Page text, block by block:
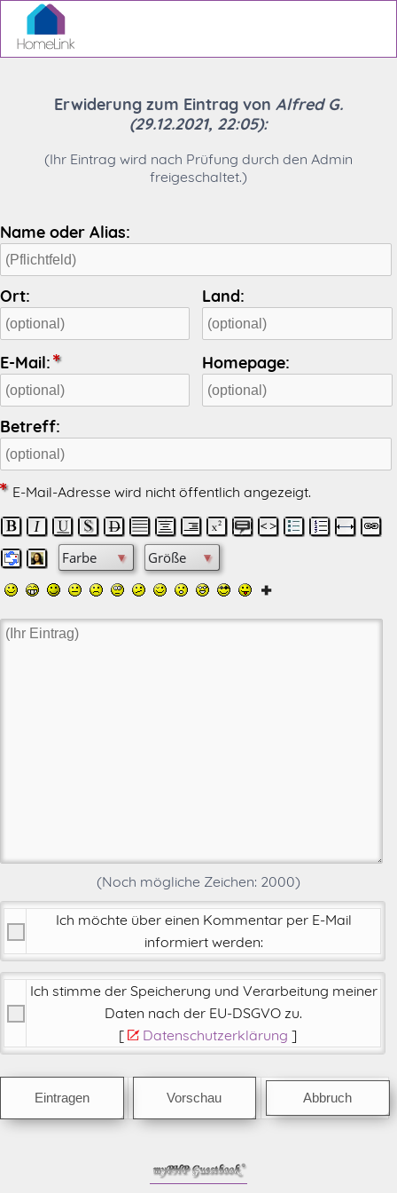
Erwiderung zum Eintrag von Alfred G.
(29.12.2021, 22:05):
(Ihr Eintrag wird nach Prüfung durch den Admin
freigeschaltet.)
Name oder Alias:
Ort: Land:
E-Mail: Homepage:
Betreff:
E-Mail-Adresse wird nicht öffentlich angezeigt.
(Noch mögliche Zeichen: 2000)
Ich möchte über einen Kommentar per E-Mail
informiert werden:
Ich stimme der Speicherung und Verarbeitung meiner
Daten nach der EU-DSGVO zu.
[
Datenschutzerklärung ]
Abbruch